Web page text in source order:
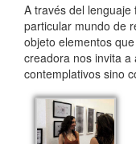
A través del
particular mundo de
objeto elementos
creadora nos invita
contemplativos sino